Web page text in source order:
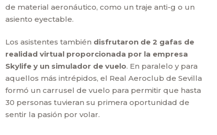
de material aeronáutico, como un traje anti-g o un
asiento eyectable.
Los asistentes también disfrutaron de 2 gafas de
realidad virtual proporcionada por la empresa
Skylife y un simulador de vuelo. En paralelo y para
aquellos más intrépidos, el Real Aeroclub de Sevilla
formó un carrusel de vuelo para permitir que hasta
30 personas tuvieran su primera oportunidad de
sentir la pasión por volar.